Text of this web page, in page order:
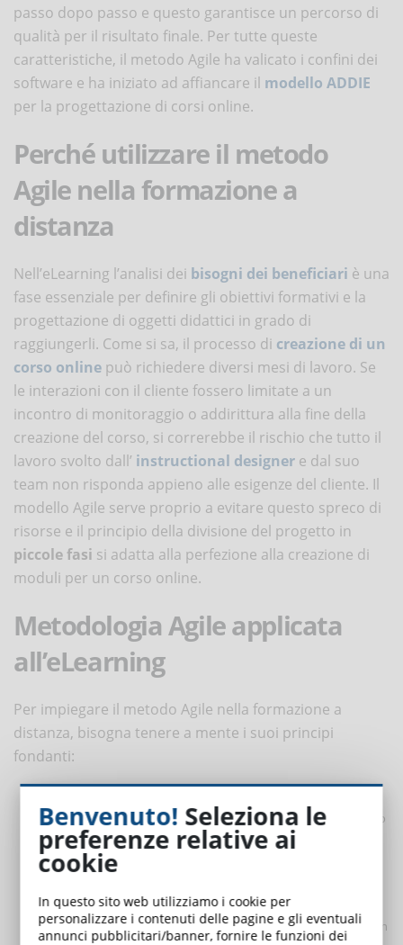
passo dopo passo e questo garantisce un percorso di
qualità per il risultato finale. Per tutte queste
caratteristiche, il metodo Agile ha valicato i confini dei
software e ha iniziato ad affiancare il modello ADDIE
per la progettazione di corsi online.
Perché utilizzare il metodo
Agile nella formazione a
distanza
Nell’eLearning l’analisi dei bisogni dei beneficiari è una
fase essenziale per definire gli obiettivi formativi e la
progettazione di oggetti didattici in grado di
raggiungerli. Come si sa, il processo di creazione di un
corso online può richiedere diversi mesi di lavoro. Se
le interazioni con il cliente fossero limitate a un
incontro di monitoraggio o addirittura alla fine della
creazione del corso, si correrebbe il rischio che tutto il
lavoro svolto dall’ instructional designer e dal suo
team non risponda appieno alle esigenze del cliente. Il
modello Agile serve proprio a evitare questo spreco di
risorse e il principio della divisione del progetto in
piccole fasi si adatta alla perfezione alla creazione di
moduli per un corso online.
Metodologia Agile applicata
all’eLearning
Per impiegare il metodo Agile nella formazione a
distanza, bisogna tenere a mente i suoi principi
fondanti:
progettazione e le parti interessate del cliente. Tenendo questo
a mente, si possono includere i beneficiari del corso e le
conoscenze pregresse che hanno. In questo modo è anche più
formazione online.
Ogni fase del progetto è caratterizzata da incontri frequenti con
Benvenuto! Seleziona le
preferenze relative ai
cookie
In questo sito web utilizziamo i cookie per
personalizzare i contenuti delle pagine e gli eventuali
annunci pubblicitari/banner, fornire le funzioni dei